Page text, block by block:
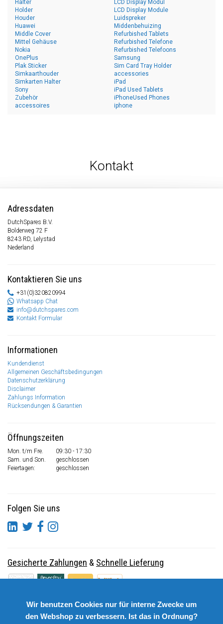
Halter
Holder
Houder
Huawei
LCD Display Modul
LCD Display Module
Luidspreker
Middenbehuizing
Middle Cover
Mittel Gehäuse
Nokia
OnePlus
Plak Sticker
Refurbished Tablets
Refurbished Telefone
Refurbished Telefoons
Samsung
Sim Card Tray Holder
Simkaarthouder
Simkarten Halter
Sony
Zubehör
accessoires
accessories
iPad
iPad Used Tablets
iPhoneUsed Phones
iphone
Kontakt
Adressdaten
DutchSpares B.V.
Bolderweg 72 F
8243 RD, Lelystad
Nederland
Kontaktieren Sie uns
+31(0)320820994
Whatsapp Chat
info@dutchspares.com
Kontakt Formular
Informationen
Kundendienst
Allgemeinen Geschäftsbedingungen
Datenschutzerklärung
Disclaimer
Zahlungs Information
Rücksendungen & Garantien
Öffnungszeiten
Mon. t/m Fre.
09:30 - 17:30
Sam. und Son.
geschlossen
Feiertagen:
geschlossen
Folgen Sie uns
Gesicherte Zahlungen & Schnelle Lieferung
Wir benutzen Cookies nur für interne Zwecke um
den Webshop zu verbessern. Ist das in Ordnung?